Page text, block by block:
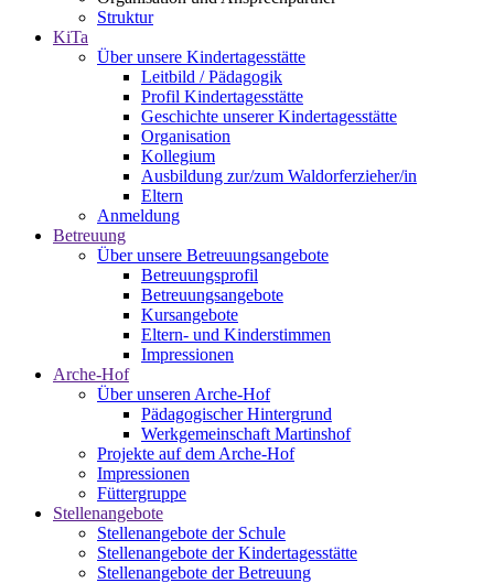
Struktur
KiTa
Über unsere Kindertagesstätte
Leitbild / Pädagogik
Profil Kindertagesstätte
Geschichte unserer Kindertagesstätte
Organisation
Kollegium
Ausbildung zur/zum Waldorferzieher/in
Eltern
Anmeldung
Betreuung
Über unsere Betreuungsangebote
Betreuungsprofil
Betreuungsangebote
Kursangebote
Eltern- und Kinderstimmen
Impressionen
Arche-Hof
Über unseren Arche-Hof
Pädagogischer Hintergrund
Werkgemeinschaft Martinshof
Projekte auf dem Arche-Hof
Impressionen
Füttergruppe
Stellenangebote
Stellenangebote der Schule
Stellenangebote der Kindertagesstätte
Stellenangebote der Betreuung